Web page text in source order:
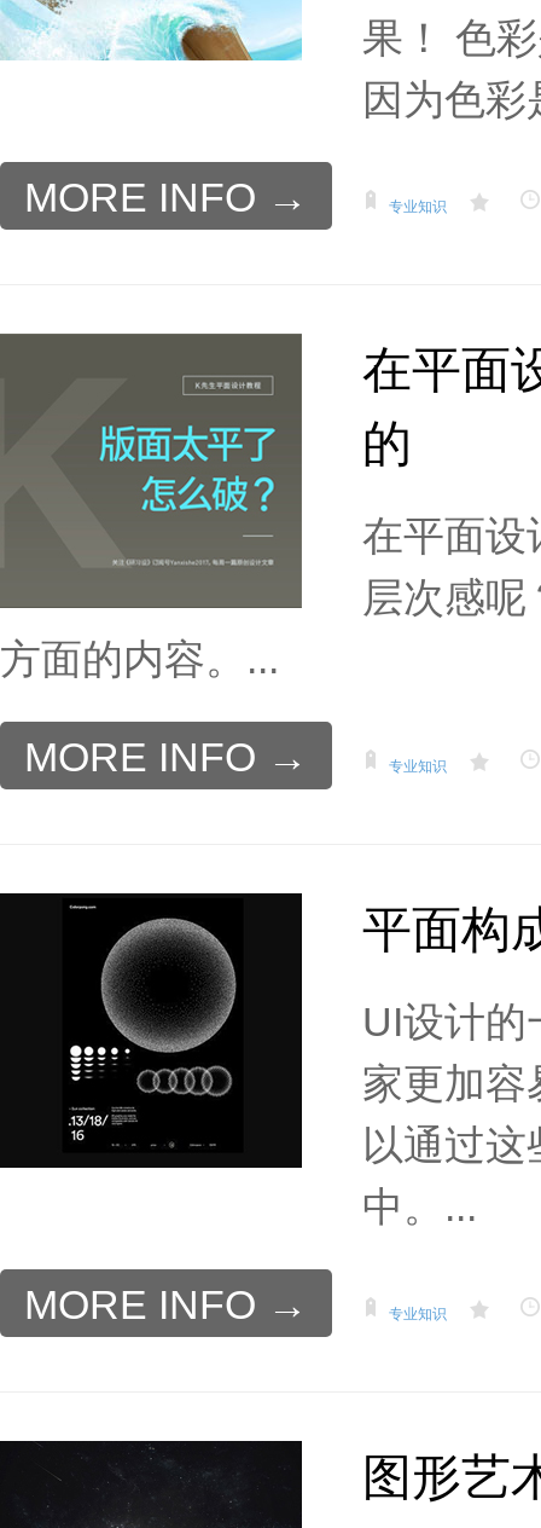
果！ 色
因为色
MORE INFO → 专业知识
在平面
的
在平面设
层次感
方面的内容。...
MORE INFO → 专业知识
平面构
UI设计的
家更加容
以通过
中。...
MORE INFO → 专业知识
图形艺